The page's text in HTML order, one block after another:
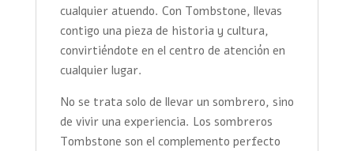
cualquier atuendo. Con Tombstone, llevas
contigo una pieza de historia y cultura,
convirtiéndote en el centro de atención en
cualquier lugar.
No se trata solo de llevar un sombrero, sino
de vivir una experiencia. Los sombreros
Tombstone son el complemento perfecto